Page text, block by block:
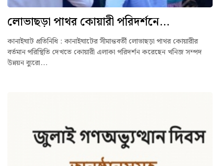
লোভাছড়া পাথর কোয়ারী পরিদর্শনে...
কানাইঘাট প্রতিনিধি : কানাইঘাটের সীমান্তবর্তী লোভাছড়া পাথর কোয়ারীর
বর্তমান পরিস্থিতি দেখতে কোয়ারী এলাকা পরিদর্শন করেছেন খনিজ সম্পদ
উন্নয়ন ব্যুরো...